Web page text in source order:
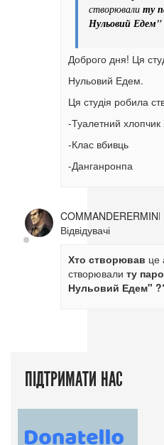
створювали ту
Нульовий Едем"
Доброго дня! Ця
Нульовий Едем.
Ця студія робила
-Туалетний хлопчик
-Клас вбивць
-Данганронпа
COMMANDERERMINE
Відвідувачі
Хто створював це
створювали ту
Нульовий Едем"
ПІДТРИМАТИ НАС